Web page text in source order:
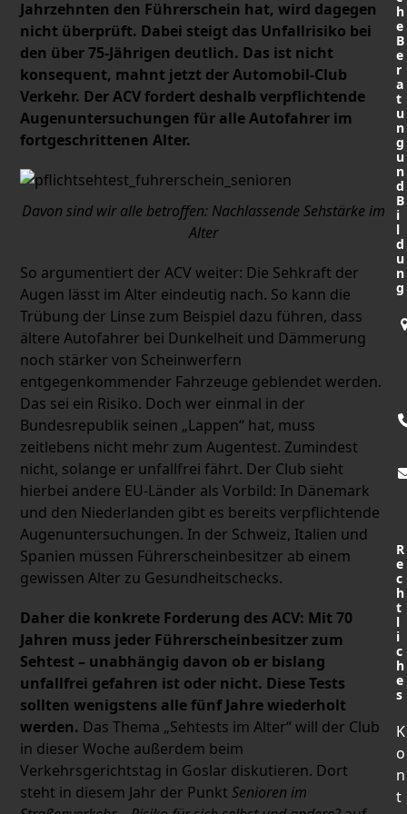
Jahrzehnten den Führerschein hat, wird dagegen
nicht überprüft. Dabei steigt das Unfallrisiko bei
den über 75-Jährigen deutlich. Das ist nicht
konsequent, mahnt jetzt der Automobil-Club
Verkehr. Der ACV fordert deshalb verpflichtende
Augenuntersuchungen für alle Autofahrer im
fortgeschrittenen Alter.
Davon sind wir alle betroffen: Nachlassende Sehstärke im
Alter
So argumentiert der ACV weiter: Die Sehkraft der
Augen lässt im Alter eindeutig nach. So kann die
Trübung der Linse zum Beispiel dazu führen, dass
ältere Autofahrer bei Dunkelheit und Dämmerung
noch stärker von Scheinwerfern
entgegenkommender Fahrzeuge geblendet werden.
Das sei ein Risiko. Doch wer einmal in der
Bundesrepublik seinen „Lappen“ hat, muss
zeitlebens nicht mehr zum Augentest. Zumindest
nicht, solange er unfallfrei fährt. Der Club sieht
hierbei andere EU-Länder als Vorbild: In Dänemark
und den Niederlanden gibt es bereits verpflichtende
Augenuntersuchungen. In der Schweiz, Italien und
Spanien müssen Führerscheinbesitzer ab einem
gewissen Alter zu Gesundheitschecks.
Daher die konkrete Forderung des ACV: Mit 70
Jahren muss jeder Führerscheinbesitzer zum
Sehtest – unabhängig davon ob er bislang
unfallfrei gefahren ist oder nicht. Diese Tests
sollten wenigstens alle fünf Jahre wiederholt
werden. Das Thema „Sehtests im Alter“ will der Club
in dieser Woche außerdem beim
Verkehrsgerichtstag in Goslar diskutieren. Dort
steht in diesem Jahr der PunktSenioren im
h
e
B
e
r
a
t
u
n
g
u
n
d
B
i
l
d
u
n
g
R
e
c
h
t
l
i
c
h
e
s
K
o
n
t